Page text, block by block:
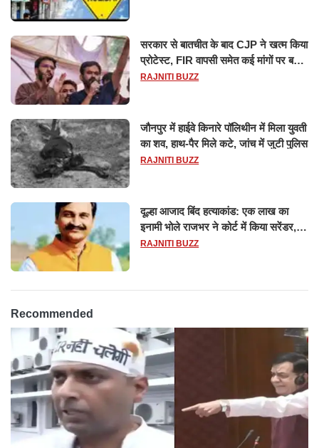
सरकार से बातचीत के बाद CJP ने खत्म किया
प्रोटेस्ट, FIR वापसी समेत कई मांगों पर बनी
सहमति
RAJNITI BUZZ
जौनपुर में हाईवे किनारे पॉलिथीन में मिला युवती
का शव, हाथ-पैर मिले कटे, जांच में जुटी पुलिस
RAJNITI BUZZ
दूल्हा आजाद बिंद हत्याकांड: एक लाख का
इनामी भोले राजभर ने कोर्ट में किया सरेंडर,
14 दिन के लिए भेजा गया जेल
RAJNITI BUZZ
Recommended